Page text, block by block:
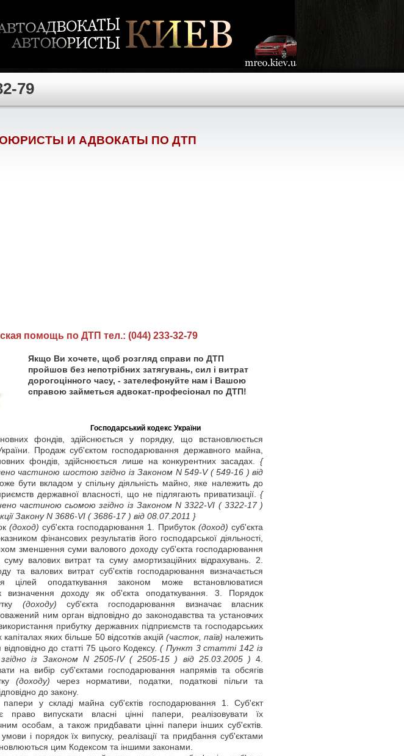
79
И АДВОКАТЫ ПО ДТП
помощь по ДТП тел.: (044) 233-32-79
Якщо Ви хочете, щоб розгляд справи по ДТП
пройшов без непотрібних затягувань, сил і витрат
дорогоцінного часу, - зателефонуйте нам і Вашою
справою займеться адвокат-професіонал по ДТП!
Господарський кодекс України
фондів, здійснюється у порядку, що встановлюється
Продаж суб'єктом господарювання державного майна,
фондів, здійснюється лише на конкурентних засадах. {
частиною шостою згідно із Законом N 549-V( 549-16 ) від
бути вкладом у спільну діяльність майно, яке належить до
державної власності, що не підлягають приватизації. {
частиною сьомою згідно із Законом N 3322-VI ( 3322-17 )
Закону N 3686-VI ( 3686-17 ) від 08.07.2011 }
(доход) суб'єкта господарювання 1. Прибуток (доход) суб'єкта
фінансових результатів його господарської діяльності,
зменшення суми валового доходу суб'єкта господарювання
валових витрат та суму амортизаційних відрахувань. 2.
та валових витрат суб'єктів господарювання визначається
цілей оподаткування законом може встановлюватися
визначення доходу як об'єкта оподаткування. 3. Порядок
(доходу) суб'єкта господарювання визначає власник
ним орган відповідно до законодавства та установчих
прибутку державних підприємств та господарських
яких більше 50 відсотків акцій (часток, паїв) належить
відповідно до статті 75 цього Кодексу.( Пункт 3 статті 142 із
із Законом N 2505-IV( 2505-15 ) від 25.03.2005 ) 4.
на вибір суб'єктами господарювання напрямів та обсягів
(доходу) через нормативи, податки, податкові пільги та
до закону.
папери у складі майна суб'єктів господарювання 1. Суб'єкт
право випускати власні цінні папери, реалізовувати їх
особам, а також придбавати цінні папери інших суб'єктів.
і порядок їх випуску, реалізації та придбання суб'єктами
цим Кодексом та іншими законами.